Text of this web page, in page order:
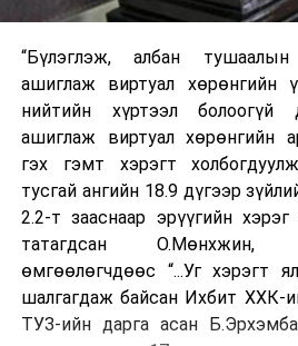
“Бүлэглэж, албан
ашиглаж виртуал хөрөнгийн
нийтийн хүртээл болоогүй
ашиглаж виртуал хөрөнгийн
гэх гэмт хэрэгт
тусгай ангийн 18.9 дүгээр
2.2-т зааснаар эрүүгийн хэрэг
татагдсан О.Мөнхжин,
өмгөөлөгчдөөс “...Уг хэрэгт
шалгагдаж байсан Ихбит ХХК-
ТУЗ-ийн дарга асан